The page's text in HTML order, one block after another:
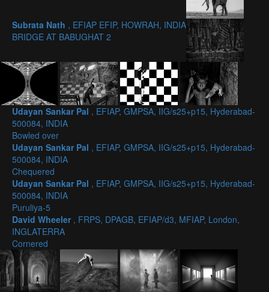
Subrata Nath , EFIAP EFIP, HOWRAH, INDIA
BRIDGE AT BABUGHAT 2
Udayan Sankar Pal , EFIAP, GMPSA, IIG/s25+p15, Hyderabad-
500084, INDIA
Bowled over
Udayan Sankar Pal , EFIAP, GMPSA, IIG/s25+p15, Hyderabad-
500084, INDIA
Chequered
Udayan Sankar Pal , EFIAP, GMPSA, IIG/s25+p15, Hyderabad-
500084, INDIA
Puruliya-5
David Wheeler , FRPS, DPAGB, EFIAP/d3, MFIAP, London,
INGLATERRA
Cornered